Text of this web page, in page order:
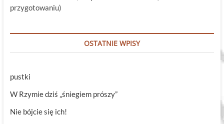
przygotowaniu)
OSTATNIE WPISY
pustki
W Rzymie dziś „śniegiem prószy”
Nie bójcie się ich!